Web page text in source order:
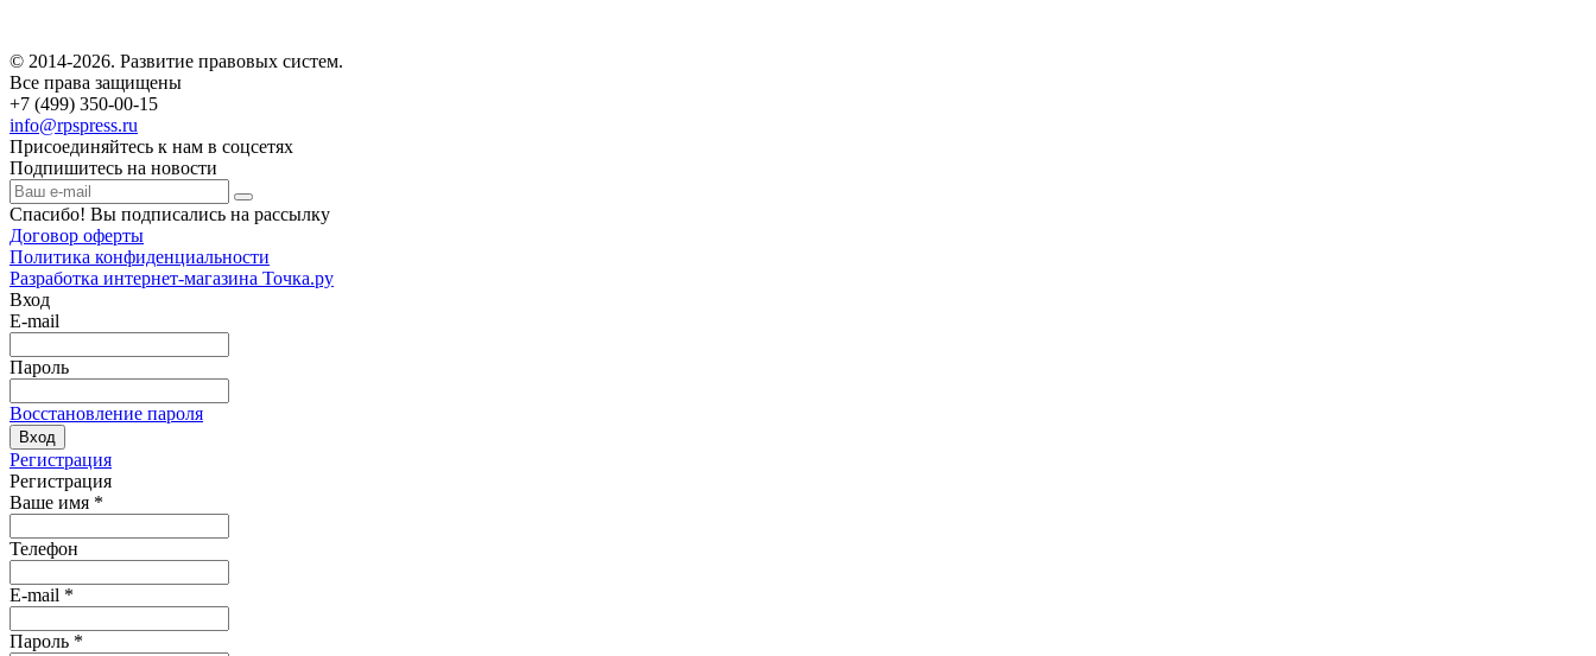
© 2014-2026. Развитие правовых систем.
Все права защищены
+7 (499) 350-00-15
info@rpspress.ru
Присоединяйтесь к нам в соцсетях
Подпишитесь на новости
Спасибо! Вы подписались на рассылку
Договор оферты
Политика конфиденциальности
Разработка интернет-магазина Точка.ру
Вход
E-mail
Пароль
Восстановление пароля
Вход
Регистрация
Регистрация
Ваше имя *
Телефон
E-mail *
Пароль *